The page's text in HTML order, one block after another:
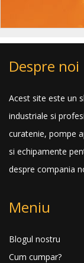
Despre noi
Acest site este un
industriale si
curatenie, pompe
si echipamente
despre compania
Meniu
Blogul nostru
Cum cumpar?